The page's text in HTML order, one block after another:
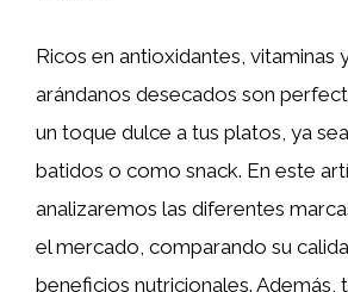
Ricos en antioxidantes, vitaminas
arándanos desecados son
un toque dulce a tus platos, ya
batidos o como snack. En este
analizaremos las diferentes
el mercado, comparando su
beneficios nutricionales. Además,